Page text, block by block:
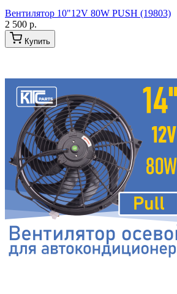
Вентилятор 10"12V 80W PUSH (19803)
2 500 р.
Купить